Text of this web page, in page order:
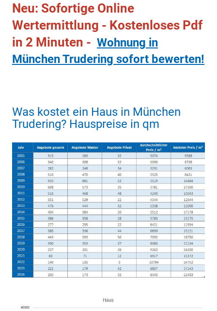
Neu: Sofortige Online
Wertermittlung - Kostenloses Pdf
in 2 Minuten - Wohnung in
München Trudering sofort bewerten!
Was kostet ein Haus in München
Trudering? Hauspreise in qm